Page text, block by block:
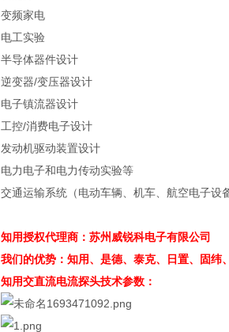
变频家电
电工实验
半导体器件设计
逆变器/变压器设计
电子镇流器设计
工控/消费电子设计
发动机驱动装置设计
电力电子和电力传动实验等
交通运输系统（电动车辆、机车、航空电子设
知用授权代理商：苏州威锐科电子有限公司
我们的优势：知用、是德、泰克、日置、固纬
知用交直流电流探头技术参数：